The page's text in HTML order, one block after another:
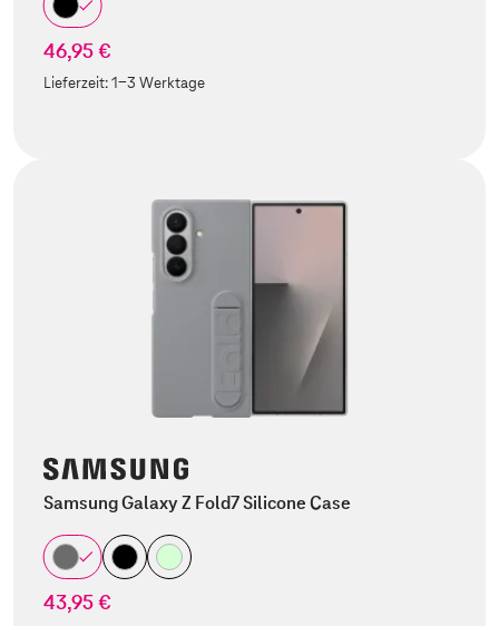
46,95 €
Lieferzeit:1-3 Werktage
Samsung Galaxy Z Fold7 Silicone Case
43,95 €